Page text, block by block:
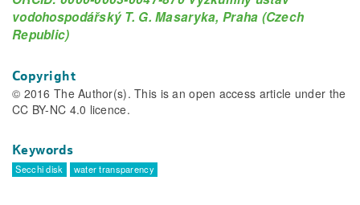
vodohospodářský T. G. Masaryka, Praha (Czech
Republic)
Copyright
© 2016 The Author(s). This is an open access article under the
CC BY-NC 4.0 licence.
Keywords
Secchi disk water transparency